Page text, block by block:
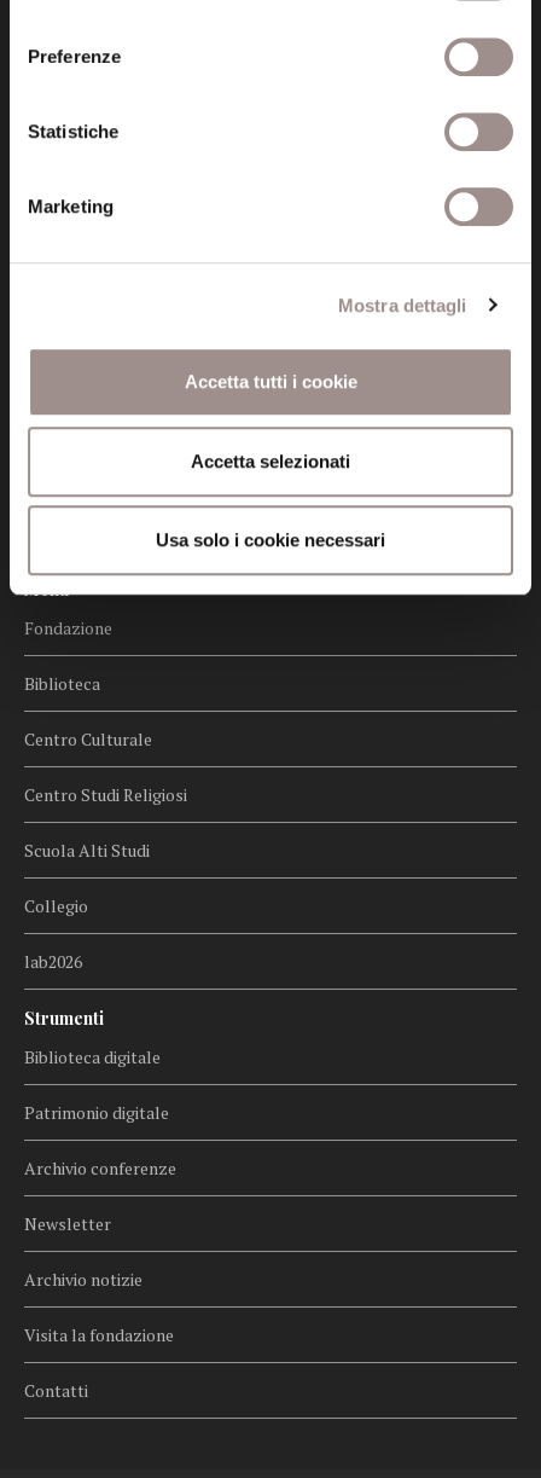
Preferenze
Statistiche
Marketing
Mostra dettagli
Accetta tutti i cookie
Accetta selezionati
Usa solo i cookie necessari
Informazioni
Privacy
Menu
Fondazione
Biblioteca
Centro Culturale
Centro Studi Religiosi
Scuola Alti Studi
Collegio
lab2026
Strumenti
Biblioteca digitale
Patrimonio digitale
Archivio conferenze
Newsletter
Archivio notizie
Visita la fondazione
Contatti